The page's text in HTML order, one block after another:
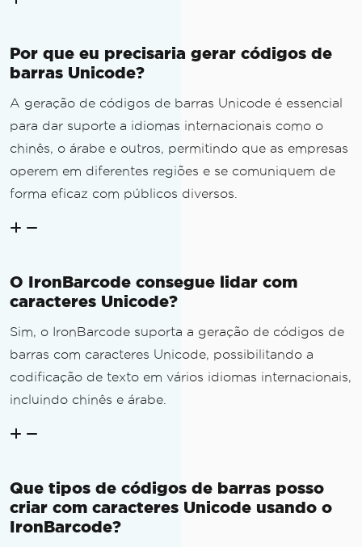
Por que eu precisaria gerar códigos de
barras Unicode?
A geração de códigos de barras Unicode é essencial
para dar suporte a idiomas internacionais como o
chinês, o árabe e outros, permitindo que as empresas
operem em diferentes regiões e se comuniquem de
forma eficaz com públicos diversos.
O IronBarcode consegue lidar com
caracteres Unicode?
Sim, o IronBarcode suporta a geração de códigos de
barras com caracteres Unicode, possibilitando a
codificação de texto em vários idiomas internacionais,
incluindo chinês e árabe.
Que tipos de códigos de barras posso
criar com caracteres Unicode usando o
IronBarcode?